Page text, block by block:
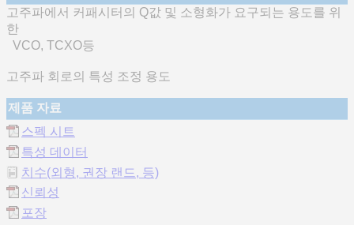
고주파에서 커패시터의 Q값 및 소형화가 요구되는 용도를 위
한
VCO, TCXO등
고주파 회로의 특성 조정 용도
제품 자료
스펙 시트
특성 데이터
치수(외형, 권장 랜드, 등)
신뢰성
포장